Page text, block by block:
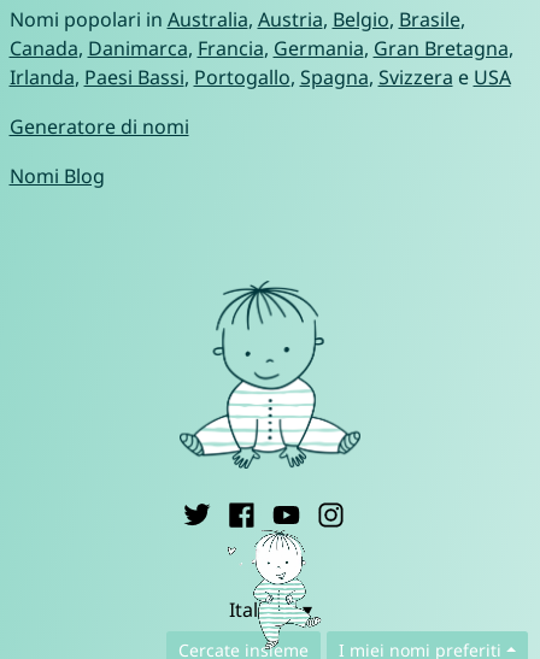
Cercate insieme I miei nomi preferiti
Nomi popolari in Australia, Austria, Belgio, Brasile,
Canada, Danimarca, Francia, Germania, Gran Bretagna,
Irlanda, Paesi Bassi, Portogallo, Spagna, Svizzera e USA
Generatore di nomi
Nomi Blog
Italiano ▾